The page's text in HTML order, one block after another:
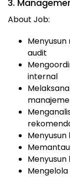
3.
About Job:
audit
internal